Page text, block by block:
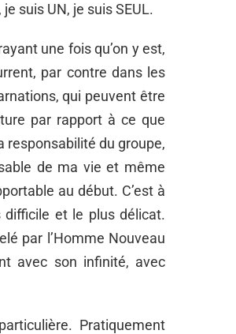
suis UN, je suis SEUL.
une fois qu’on y est,
par contre dans les
qui peuvent être
par rapport à ce que
responsabilité du groupe,
de ma vie et même
au début. C’est à
et le plus délicat.
par l’Homme Nouveau
avec son infinité, avec
Pratiquement